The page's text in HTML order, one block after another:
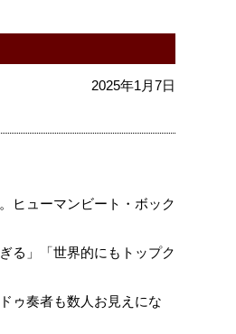
2025年1月7日
ヒューマンビート・ボック
る」「世界的にもトップク
ゥ奏者も数人お見えにな